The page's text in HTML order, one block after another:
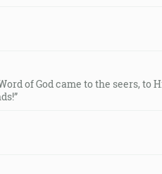
of God came to the seers,